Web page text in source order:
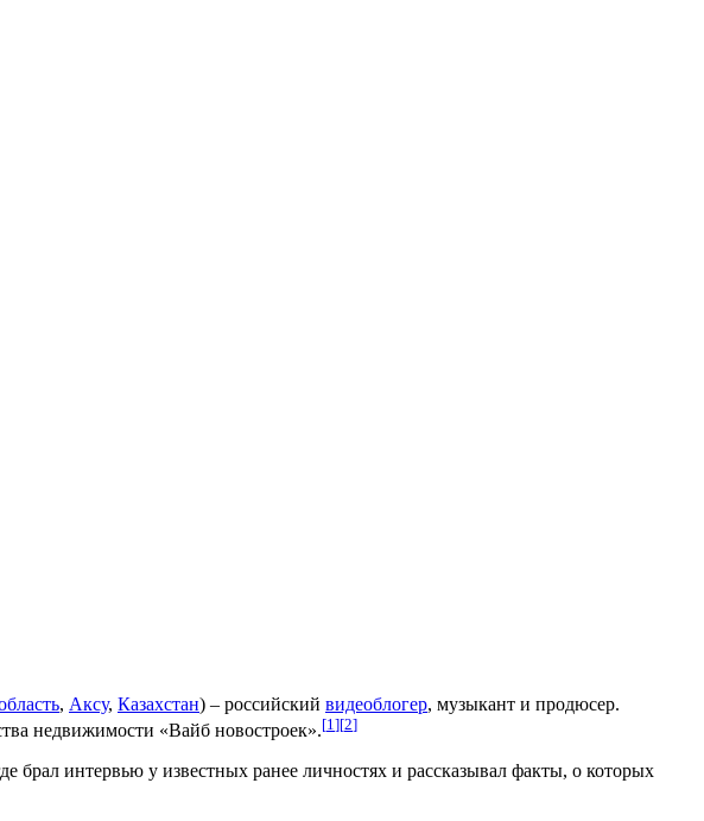
, Аксу, Казахстан) – российский видеоблогер, музыкант и продюсер.
недвижимости «Вайб новостроек».[1 ][2]
брал интервью у известных ранее личностях и рассказывал факты, о которых